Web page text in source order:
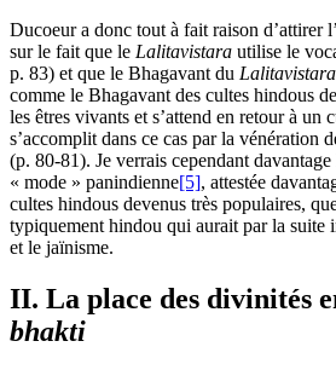
Ducoeur a donc tout à fait raison d’attirer
sur le fait que le Lalitavistara utilise le
p. 83) et que le Bhagavant du Lalitavistara
comme le Bhagavant des cultes hindous
les êtres vivants et s’attend en retour à un
s’accomplit dans ce cas par la vénération
(p. 80-81). Je verrais cependant davantage
« mode » panindienne[5], attestée
cultes hindous devenus très populaires,
typiquement hindou qui aurait par la suite
et le jaïnisme.
II. La place des divinités
bhakti